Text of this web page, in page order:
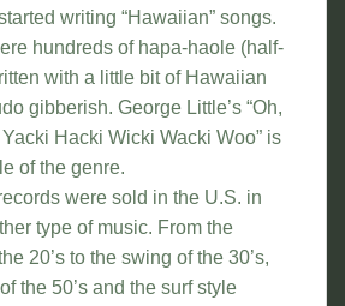
writing “Hawaiian” songs.
hundreds of hapa-haole (half-
with a little bit of Hawaiian
gibberish. George Little’s “Oh,
Hacki Wicki Wacki Woo” is
of the genre.
were sold in the U.S. in
type of music. From the
20’s to the swing of the 30’s,
the 50’s and the surf style